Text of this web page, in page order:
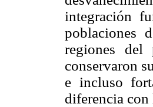
integración
poblaciones
regiones del
conservaron
e incluso
diferencia